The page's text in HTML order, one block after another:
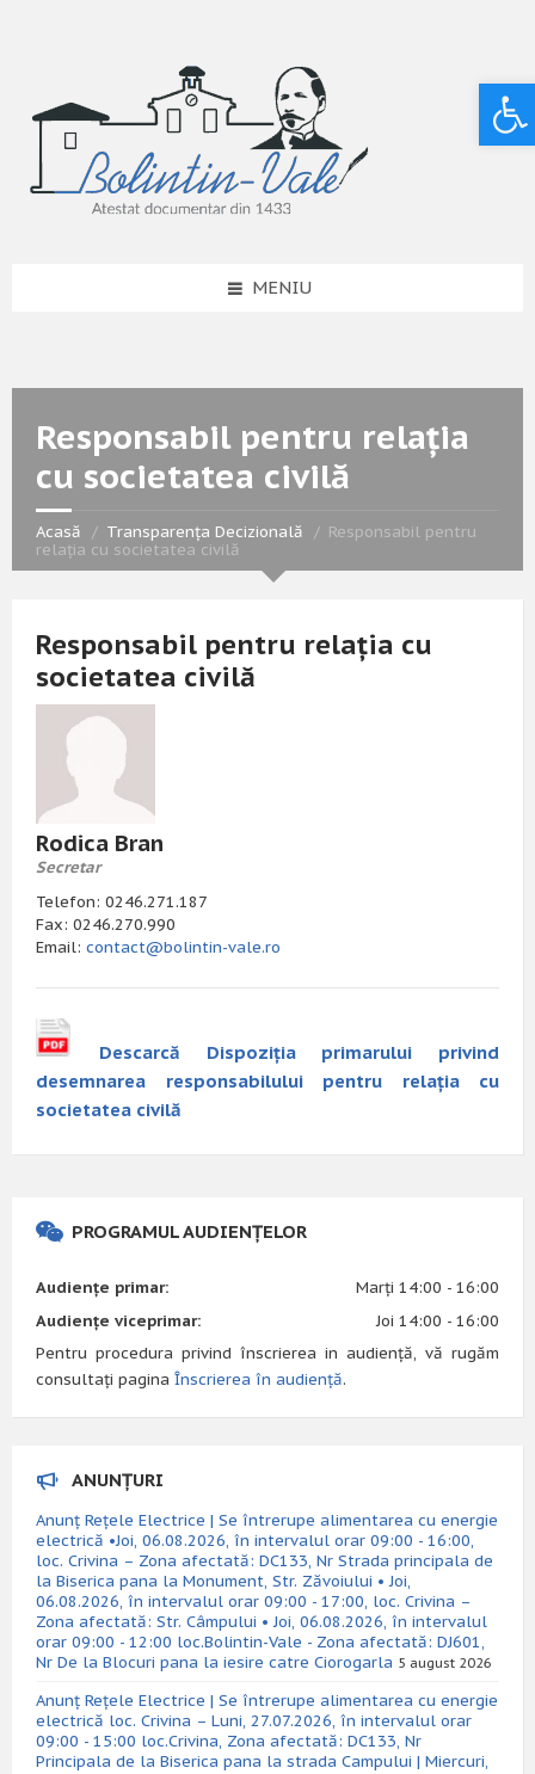
MENIU
Responsabil pentru relația
cu societatea civilă
Acasă Transparența Decizională
Responsabil pentru
relația cu societatea civilă
Responsabil pentru relația cu
societatea civilă
Rodica Bran
Secretar
Telefon: 0246.271.187
Fax: 0246.270.990
Email: contact@bolintin-vale.ro
Descarcă Dispoziția primarului privind
desemnarea responsabilului pentru relația cu
societatea civilă
PROGRAMUL AUDIENȚELOR
Audiențe primar:
Marți 14:00 - 16:00
Audiențe viceprimar:
Joi 14:00 - 16:00
Pentru procedura privind înscrierea in audiență, vă rugăm
consultați pagina Înscrierea în audiență.
ANUNȚURI
Anunț Rețele Electrice | Se întrerupe alimentarea cu energie
electrică •Joi, 06.08.2026, în intervalul orar 09:00 - 16:00,
loc. Crivina – Zona afectată: DC133, Nr Strada principala de
la Biserica pana la Monument, Str. Zăvoiului • Joi,
06.08.2026, în intervalul orar 09:00 - 17:00, loc. Crivina –
Zona afectată: Str. Câmpului • Joi, 06.08.2026, în intervalul
orar 09:00 - 12:00 loc.Bolintin-Vale - Zona afectată: DJ601,
Nr De la Blocuri pana la iesire catre Ciorogarla 5 august 2026
Anunț Rețele Electrice | Se întrerupe alimentarea cu energie
electrică loc. Crivina – Luni, 27.07.2026, în intervalul orar
09:00 - 15:00 loc.Crivina, Zona afectată: DC133, Nr
Principala de la Biserica pana la strada Campului | Miercuri,
Deschide bara de unelte